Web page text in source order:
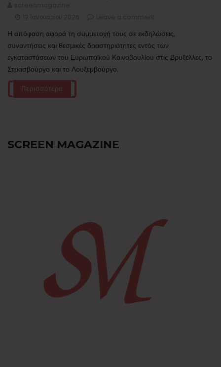
Η απόφαση αφορά τη συμμετοχή τους σε εκδηλώσεις,
συναντήσεις και θεσμικές δραστηριότητες εντός των
εγκαταστάσεων του Ευρωπαϊκού Κοινοβουλίου στις Βρυξέλλες, το
Στρασβούργο και το Λουξεμβούργο.
Περισσότερα
SCREEN MAGAZINE